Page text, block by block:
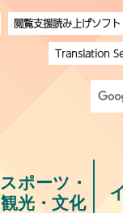
閲覧支援読み上げソフト
Translation
スポーツ・
観光・文化